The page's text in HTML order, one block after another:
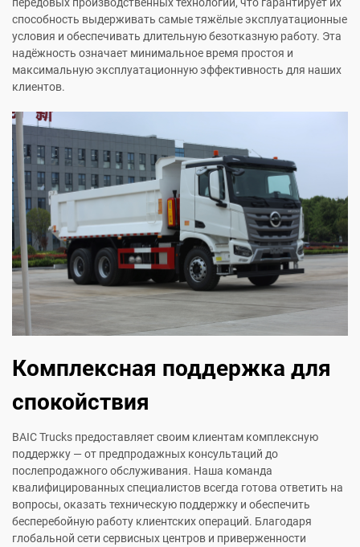
способность выдерживать самые тяжёлые эксплуатационные
условия и обеспечивать длительную безотказную работу. Эта
надёжность означает минимальное время простоя и
максимальную эксплуатационную эффективность для наших
клиентов.
Комплексная поддержка для
спокойствия
BAIC Trucks предоставляет своим клиентам комплексную
поддержку — от предпродажных консультаций до
послепродажного обслуживания. Наша команда
квалифицированных специалистов всегда готова ответить на
вопросы, оказать техническую поддержку и обеспечить
бесперебойную работу клиентских операций. Благодаря
глобальной сети сервисных центров и приверженности